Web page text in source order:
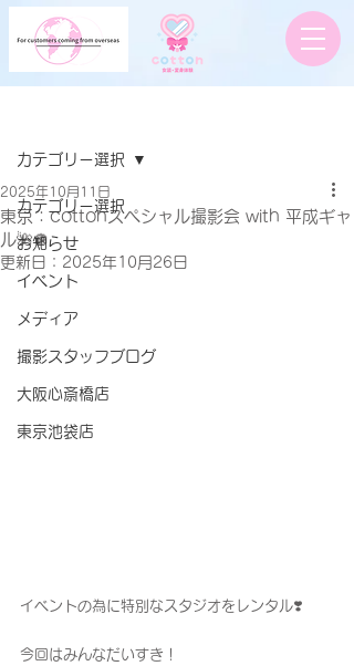
カテゴリー選択
お知らせ
イベント
メディア
撮影スタッフブログ
大阪心斎橋店
東京池袋店
カテゴリー選択
東京：cottonスペシャル撮影会 with 平成ギャ
ル🌺🪩
2025年10月11日
更新日： 2025年10月26日
イベントの為に特別なスタジオをレンタル❣️
今回はみんなだいすき！